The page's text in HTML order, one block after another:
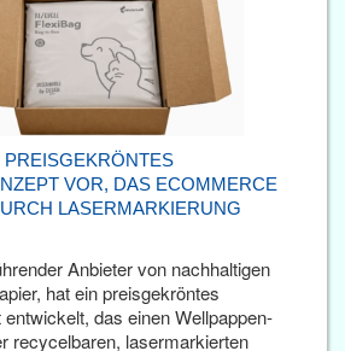
VOR, DAS ECOMMERCE
LASERMARKIERUNG
Anbieter von nachhaltigen
hat ein preisgekröntes
das einen Wellpappen-
recycelbaren, lasermarkierten